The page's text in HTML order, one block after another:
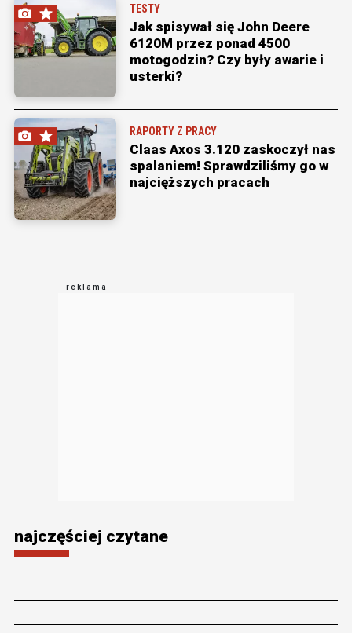
TESTY
Jak spisywał się John Deere
6120M przez ponad 4500
motogodzin? Czy były awarie i
usterki?
RAPORTY Z PRACY
Claas Axos 3.120 zaskoczył nas
spalaniem! Sprawdziliśmy go w
najcięższych pracach
najczęściej czytane